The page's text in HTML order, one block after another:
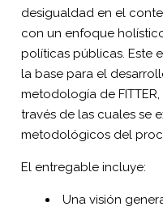
desigualdad en el
con un enfoque
políticas públicas. Este
la base para el
metodología de
través de las cuales se
metodológicos del
El entregable incluye:
Una visión